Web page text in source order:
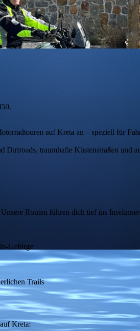
auf Kreta an – speziell für
Dirtroads, traumhafte Küstenstraßen und
Routen führen dich tief ins
Gebirge
Trails
Kreta: